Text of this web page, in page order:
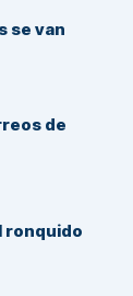
se van
de
ronquido